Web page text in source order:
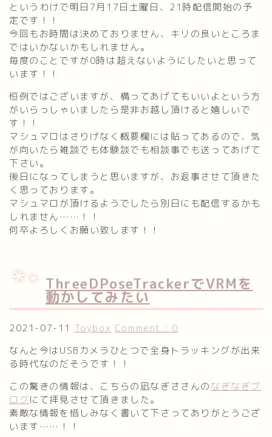
というわけで明日7月17日土曜日、21時配信開始の予
定です！！
今回もお時間は決めておりません、キリの良いところま
ではいかないかもしれません。
毎度のことですが0時は超えないようにしたいと思って
います！！
恒例ではございますが、構ってあげてもいいよという方
がいらっしゃいましたら是非お越し頂けると嬉しいで
す！！
マシュマロはさりげなく概要欄には貼ってあるので、気
が向いたら雑談でも体験談でも相談事でも送ってあげて
下さい。
後日になってしまうと思いますが、お返事させて頂きた
く思っております。
マシュマロが頂けるようでしたら別日にも配信するかも
しれません……！！
何卒よろしくお願い致します！！
ThreeDPoseTrackerでVRMを
動かしてみたい
2021-07-11 Toybox Comment : 0
なんと今はUSBカメラひとつで全身トラッキングが出来
る時代なのだそうです！！
この驚きの情報は、こちらの凪なぎささんのなぎなぎブ
ログにて拝見させて頂きました。
素敵な情報を惜しみなく書いて下さってありがとうござ
います……！！